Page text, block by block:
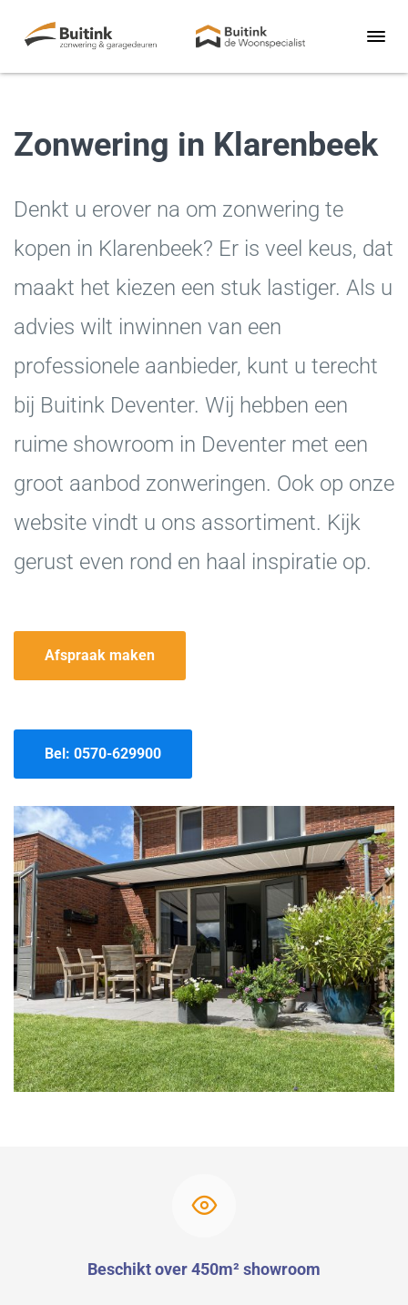
Zonwering in Klarenbeek
Denkt u erover na om zonwering te
kopen in Klarenbeek? Er is veel keus, dat
maakt het kiezen een stuk lastiger. Als u
advies wilt inwinnen van een
professionele aanbieder, kunt u terecht
bij Buitink Deventer. Wij hebben een
ruime showroom in Deventer met een
groot aanbod zonweringen. Ook op onze
website vindt u ons assortiment. Kijk
gerust even rond en haal inspiratie op.
Afspraak maken
Bel: 0570-629900
Beschikt over 450m² showroom